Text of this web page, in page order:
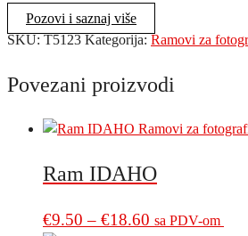
Pozovi i saznaj više
SKU: T5123 Kategorija: Ramovi za
Povezani proizvodi
Ram IDAHO
€9.50 – €18.60 Price
sa PDV-om